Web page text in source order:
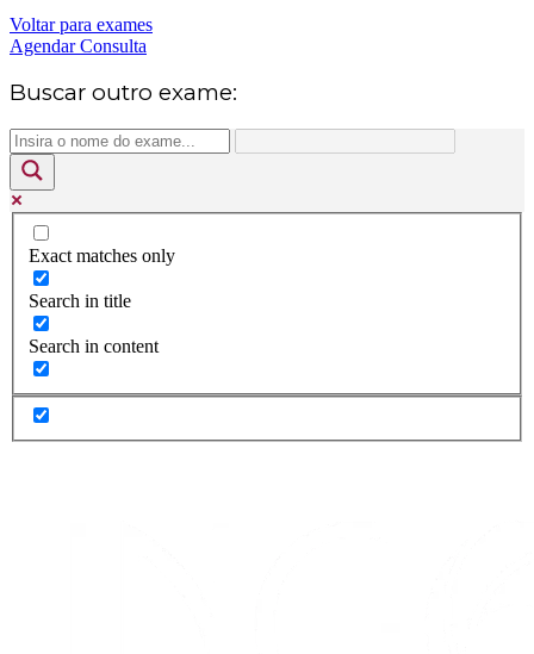
Voltar para exames
Agendar Consulta
Buscar outro exame:
Exact matches only
Search in title
Search in content